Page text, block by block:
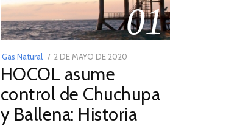
01
Gas Natural
POSTED
ON
2 DE MAYO DE 2020
DE
2026
HOCOL asume
control de Chuchupa
y Ballena: Historia